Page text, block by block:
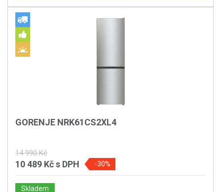
GORENJE NRK61CS2XL4
14 990 Kč
10 489 Kčs DPH -30%
Skladem